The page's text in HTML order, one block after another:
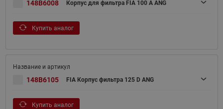
148B6008 Корпус для фильтра FIA 100 A ANG
Купить аналог
148B6105 FIA Корпус фильтра 125 D ANG
Купить аналог